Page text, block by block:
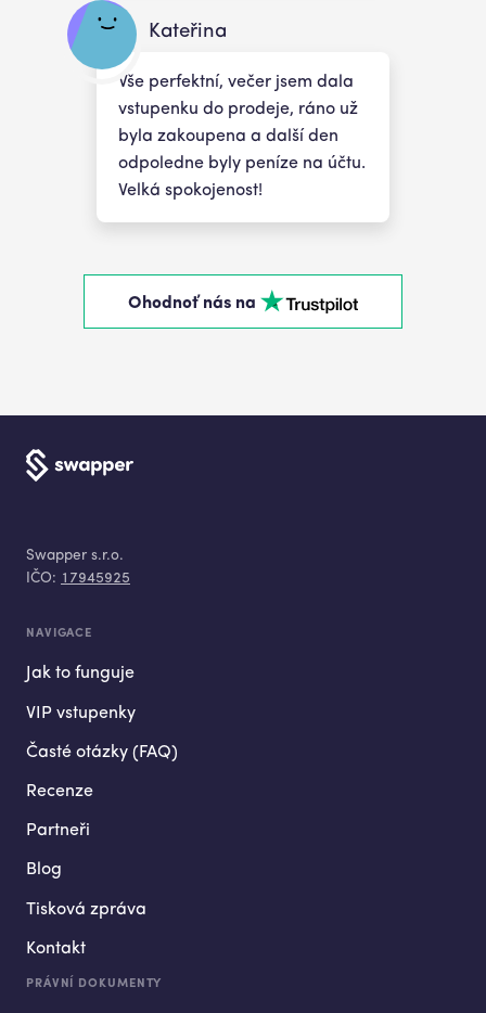
Kateřina
Vše perfektní, večer jsem dala
vstupenku do prodeje, ráno už
byla zakoupena a další den
odpoledne byly peníze na účtu.
Velká spokojenost!
Ohodnoť nás na
Swapper s.r.o.
IČO: 17945925
NAVIGACE
Jak to funguje
VIP vstupenky
Časté otázky (FAQ)
Recenze
Partneři
Blog
Tisková zpráva
Kontakt
PRÁVNÍ DOKUMENTY